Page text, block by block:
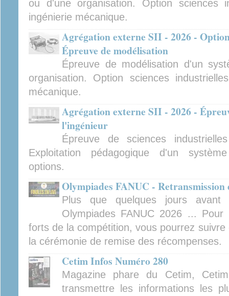
ou d'une organisation. Option sciences
ingénierie mécanique.
Agrégation externe SII - 2026 -
Épreuve de modélisation
Épreuve de modélisation d'un
organisation. Option sciences
mécanique.
Agrégation externe SII - 2026 -
l'ingénieur
Épreuve de sciences
Exploitation pédagogique d'un
options.
Olympiades FANUC - Retransmission
Plus que quelques jours
Olympiades FANUC 2026 ...
forts de la compétition, vous pourrez
la cérémonie de remise des récompenses.
Cetim Infos Numéro 280
Magazine phare du Cetim,
transmettre les informations les